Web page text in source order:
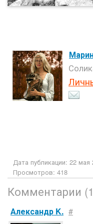
Дата публикации: 22 мая
Просмотров: 418
Комментарии
Александр K. #